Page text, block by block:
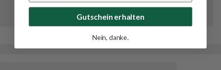
Gutschein erhalten
Nein, danke.